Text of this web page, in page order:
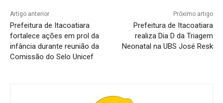
.
.
Artigo anterior
Prefeitura de Itacoatiara
fortalece ações em prol da
infância durante reunião da
Comissão do Selo Unicef
Próximo artigo
Prefeitura de Itacoatiara
realiza Dia D da Triagem
Neonatal na UBS José Resk